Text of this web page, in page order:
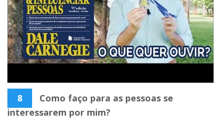
8
Como faço para as pessoas se
interessarem por mim?